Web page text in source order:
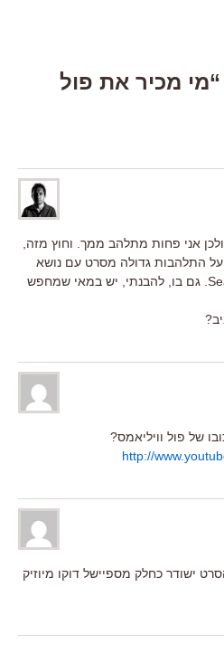
3 Responses to “מי מכיר את פול
אני פחות מתלהב ממך. וחוץ מזה,
על התלהבות גדולה מסרט עם נושא
דומה: Searching for Sugar Man. גם בו, להבנתי, יש במאי שמחפש
של פול וויליאמס?
http://
ישודר כחלק מספיישל דוקו מיוזיק